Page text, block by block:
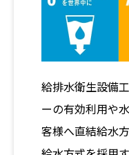
給排水衛生設備
ーの有効利用や
客様へ直結給水